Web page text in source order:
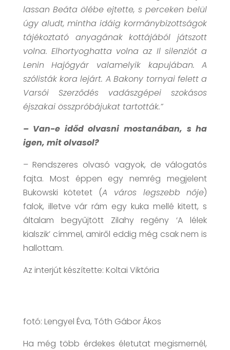
lassan Beáta ölébe ejtette, s perceken belül
úgy aludt, mintha idáig kormánybizottságok
tájékoztató anyagának kottájából játszott
volna. Elhortyoghatta volna az Il silenziót a
Lenin Hajógyár valamelyik kapujában. A
szólisták kora lejárt. A Bakony tornyai felett a
Varsói Szerződés vadászgépei szokásos
éjszakai összpróbájukat tartották.”
– Van-e időd olvasni mostanában, s ha
igen, mit olvasol?
– Rendszeres olvasó vagyok, de válogatós
fajta. Most éppen egy nemrég megjelent
Bukowski kötetet (A város legszebb nője)
falok, illetve vár rám egy kuka mellé kitett, s
általam begyűjtött Zilahy regény ‘A lélek
kialszik’ címmel, amiről eddig még csak nem is
hallottam.
Az interjút készítette: Koltai Viktória
fotó: Lengyel Éva, Tóth Gábor Ákos
Ha még több érdekes életutat megismernél,